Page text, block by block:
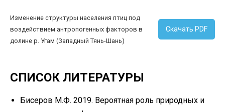
Изменение структуры населения птиц под
воздействием антропогенных факторов в
долине р. Угам (Западный Тянь-Шань)
Скачать PDF
СПИСОК ЛИТЕРАТУРЫ
Бисеров М.Ф. 2019. Вероятная роль природных и